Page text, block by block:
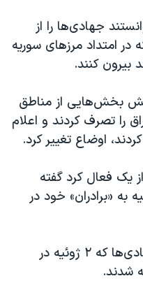
جهادی‌ها را از
در امتداد مرزهای سوریه
بیرون کنند.
بخش‌هایی از مناطق
را تصرف کردند و اعلام
اوضاع تغییر کرد.
یک فعال کرد گفته
به «برادران» خود در
در نبرد بین کردهای سوریه و جهادی‌ها که ۲ ژوئیه در
شدند.